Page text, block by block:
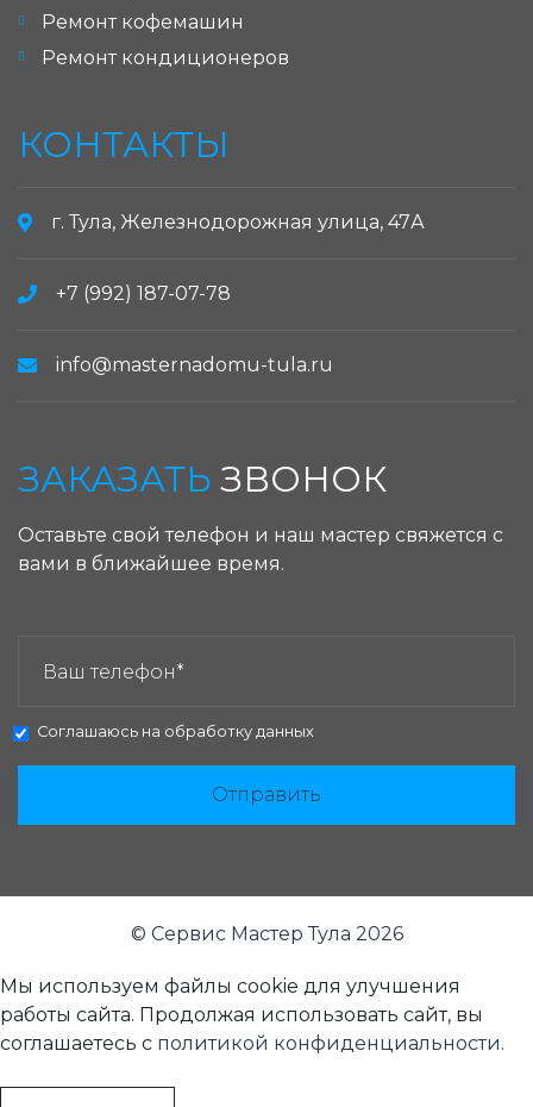
Ремонт кофемашин
Ремонт кондиционеров
КОНТАКТЫ
г. Тула, Железнодорожная улица, 47А
+7 (992) 187-07-78
info@masternadomu-tula.ru
ЗАКАЗАТЬ ЗВОНОК
Оставьте свой телефон и наш мастер свяжется с
вами в ближайшее время.
Соглашаюсь на обработку данных
Отправить
© Сервис Мастер Тула 2026
Мы используем файлы cookie для улучшения
работы сайта. Продолжая использовать сайт, вы
соглашаетесь с политикой конфиденциальности.